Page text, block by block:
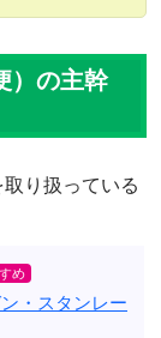
）の主幹
り扱っている
・スタンレー